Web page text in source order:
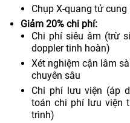
Chụp X-quang tử
Giảm 20% chi phí:
Chi phí siêu âm (trừ
doppler tinh hoàn)
Xét nghiệm cận lâm
chuyên sâu
Chi phí lưu viện (áp
toán chi phí lưu viện
trình)